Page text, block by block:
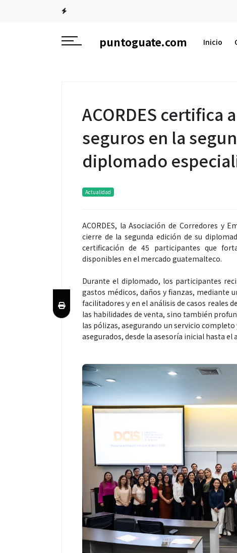
puntoguate.com Inicio
ACORDES certifica
seguros en la
diplomado
Actualidad
ACORDES, la Asociación de Corredores y
cierre de la segunda edición de su
certificación de 45 participantes que
disponibles en el mercado guatemalteco.
Durante el diplomado, los participantes
gastos médicos, daños y fianzas, mediante
facilitadores y en el análisis de casos reales
las habilidades de venta, sino también
las pólizas, asegurando un servicio
asegurados, desde la asesoría inicial hasta